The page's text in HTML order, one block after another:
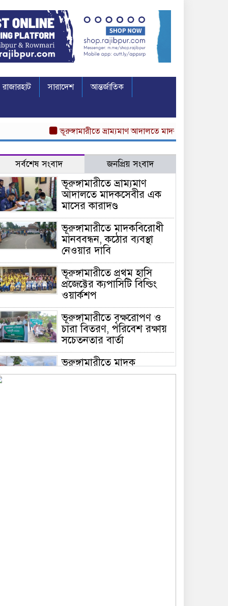
রাজারহাট সারাদেশ
আন্তর্জাতিক
ভূরুঙ্গামারীতে ভ্রাম্যমাণ আদালতে মাদকসেবীর এক মাসের
সর্বশেষ সংবাদ জনপ্রিয় সংবাদ
ভূরুঙ্গামারীতে ভ্রাম্যমাণ
আদালতে মাদকসেবীর এক
মাসের কারাদণ্ড
ভূরুঙ্গামারীতে মাদকবিরোধী
মানববন্ধন, কঠোর ব্যবস্থা
নেওয়ার দাবি
ভূরুঙ্গামারীতে প্রথম হাসি
প্রজেক্টের ক্যপাসিটি বিল্ডিং
ওয়ার্কশপ
ভূরুঙ্গামারীতে বৃক্ষরোপণ ও
চারা বিতরণ, পরিবেশ রক্ষায়
সচেতনতার বার্তা
ভূরুঙ্গামারীতে মাদক
প্রতিরোধে মানববন্ধন